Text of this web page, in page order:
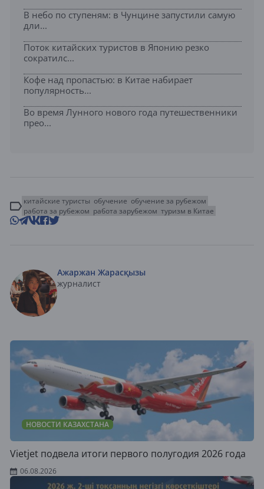
В небо по ступеням: в Чунцине запустили самую
дли...
Поток китайских туристов в Японию резко
сократилс...
Кофе над пропастью: в Китае набирает
популярность...
Во время Лунного нового года путешественники
прео...
китайские туристы обучение обучение за рубежом
работа за рубежом работа зарубежом туризм в Китае
Ажаржан Жарасқызы
журналист
НОВОСТИ КАЗАХСТАНА
Vietjet подвела итоги первого полугодия 2026 года
06.08.2026